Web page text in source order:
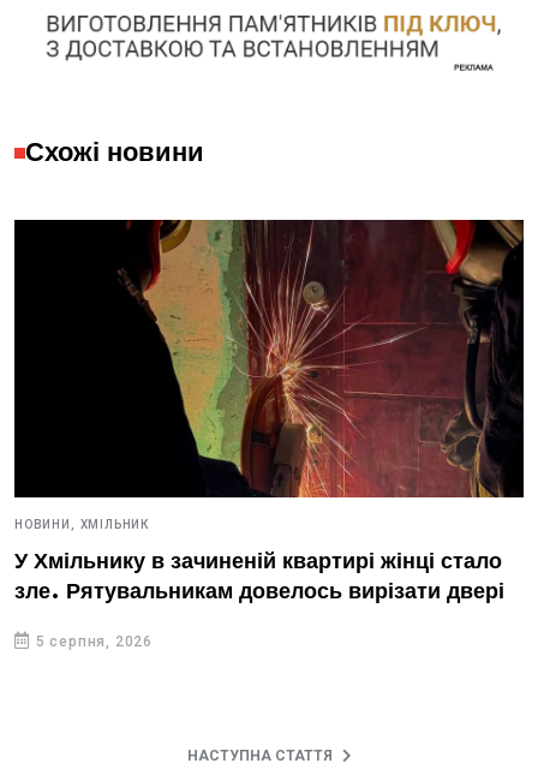
Схожі новини
НОВИНИ, ХМІЛЬНИК
У Хмільнику в зачиненій квартирі жінці стало
зле. Рятувальникам довелось вирізати двері
5 серпня, 2026
НАСТУПНА СТАТТЯ